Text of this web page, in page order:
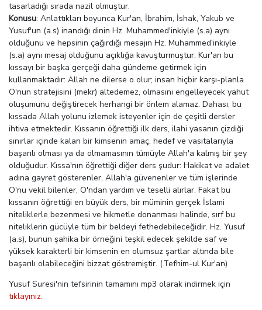
tasarladığı sırada nazil olmuştur.
Konusu: Anlattıkları boyunca Kur'an, İbrahim, İshak, Yakub ve
Yusuf'un (a.s) inandığı dinin Hz. Muhammed'inkiyle (s.a) aynı
olduğunu ve hepsinin çağırdığı mesajın Hz. Muhammed'inkiyle
(s.a) aynı mesaj olduğunu açıklığa kavuşturmuştur. Kur'an bu
kıssayı bir başka gerçeği daha gündeme getirmek için
kullanmaktadır: Allah ne dilerse o olur; insan hiçbir karşı-planla
O'nun stratejisini (mekr) altedemez, olmasını engelleyecek yahut
oluşumunu değiştirecek herhangi bir önlem alamaz. Dahası, bu
kıssada Allah yolunu izlemek isteyenler için de çeşitli dersler
ihtiva etmektedir. Kıssanın öğrettiği ilk ders, ilahi yasanın çizdiği
sınırlar içinde kalan bir kimsenin amaç, hedef ve vasıtalarıyla
başarılı olması ya da olmamasının tümüyle Allah'a kalmış bir şey
olduğudur. Kıssa'nın öğrettiği diğer ders şudur: Hakikat ve adalet
adına gayret gösterenler, Allah'a güvenenler ve tüm işlerinde
O'nu vekil bilenler, O'ndan yardım ve teselli alırlar. Fakat bu
kıssanın öğrettiği en büyük ders, bir müminin gerçek İslami
niteliklerle bezenmesi ve hikmetle donanması halinde, sırf bu
niteliklerin gücüyle tüm bir beldeyi fethedebileceğidir. Hz. Yusuf
(a.s), bunun şahika bir örneğini teşkil edecek şekilde saf ve
yüksek karakterli bir kimsenin en olumsuz şartlar altında bile
başarılı olabileceğini bizzat göstremiştir. (Tefhim-ul Kur'an)
Yusuf Suresi'nin tefsirinin tamamını mp3 olarak indirmek için
tıklayınız.